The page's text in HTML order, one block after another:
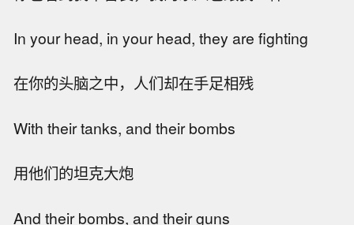
In your head, in your head, they are fighting
在你的头脑之中，人们却在手足相残
With their tanks, and their bombs
用他们的坦克大炮
And their bombs, and their guns